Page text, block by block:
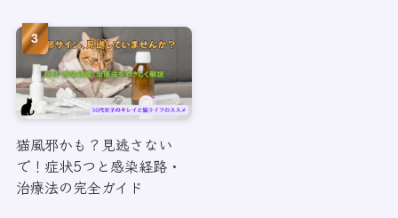
猫風邪かも？見逃さない
で！症状5つと感染経路・
治療法の完全ガイド